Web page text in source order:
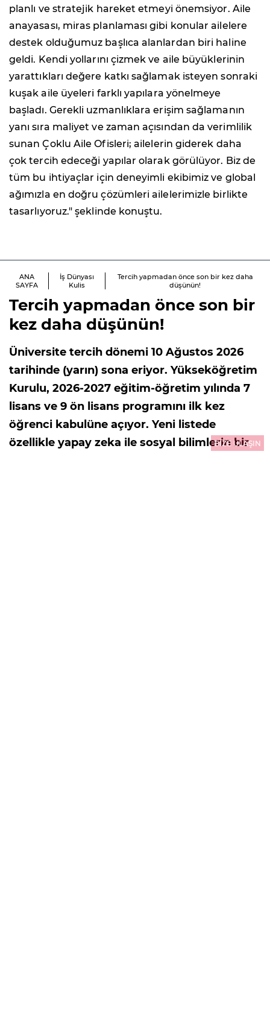
planlı ve stratejik hareket etmeyi önemsiyor. Aile
anayasası, miras planlaması gibi konular ailelere
destek olduğumuz başlıca alanlardan biri haline
geldi. Kendi yollarını çizmek ve aile büyüklerinin
yarattıkları değere katkı sağlamak isteyen sonraki
kuşak aile üyeleri farklı yapılara yönelmeye
başladı. Gerekli uzmanlıklara erişim sağlamanın
yanı sıra maliyet ve zaman açısından da verimlilik
sunan Çoklu Aile Ofisleri; ailelerin giderek daha
çok tercih edeceği yapılar olarak görülüyor. Biz de
tüm bu ihtiyaçlar için deneyimli ekibimiz ve global
ağımızla en doğru çözümleri ailelerimizle birlikte
tasarlıyoruz." şeklinde konuştu.
ANA
SAYFA
İş Dünyası
Kulis
Tercih yapmadan önce son bir kez daha
düşünün!
Tercih yapmadan önce son bir
kez daha düşünün!
Üniversite tercih dönemi 10 Ağustos 2026
tarihinde (yarın) sona eriyor. Yükseköğretim
Kurulu, 2026-2027 eğitim-öğretim yılında 7
lisans ve 9 ön lisans programını ilk kez
öğrenci kabulüne açıyor. Yeni listede
özellikle yapay zeka ile sosyal bilimlerin bir
BİZE ULAŞIN